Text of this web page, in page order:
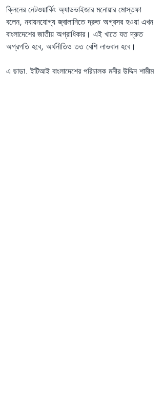
ক্লিনের নেটওয়ার্কিং অ্যাডভাইজার মনোয়ার মোস্তফা
বলেন, নবায়নযোগ্য জ্বালানিতে দ্রুত অগ্রসর হওয়া এখন
বাংলাদেশের জাতীয় অগ্রাধিকার। এই খাতে যত দ্রুত
অগ্রগতি হবে, অর্থনীতিও তত বেশি লাভবান হবে।
এ ছাড়া, ইটিআই বাংলাদেশের পরিচালক মুনীর উদ্দিন শামীম